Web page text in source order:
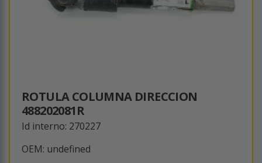
ROTULA COLUMNA DIRECCION
488202081R
Id interno: 270227
OEM: undefined